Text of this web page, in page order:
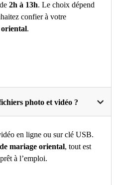
2h à 13h. Le choix dépend
confier à votre
.
photo et vidéo ?
en ligne ou sur clé USB.
mariage oriental, tout est
à l’emploi.